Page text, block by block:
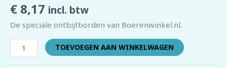
€ 8,17 incl. btw
De speciale ontbijtborden van Boerenwinkel.nl.
TOEVOEGEN AAN WINKELWAGEN